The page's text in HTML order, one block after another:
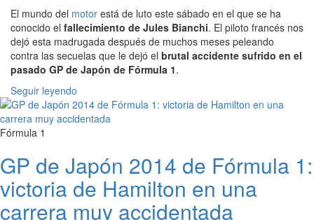
El mundo del motor está de luto este sábado en el que se ha
conocido el fallecimiento de Jules Bianchi. El piloto francés nos
dejó esta madrugada después de muchos meses peleando
contra las secuelas que le dejó el brutal accidente sufrido en el
pasado GP de Japón de Fórmula 1.
Seguir leyendo
Fórmula 1
GP de Japón 2014 de Fórmula 1:
victoria de Hamilton en una
carrera muy accidentada